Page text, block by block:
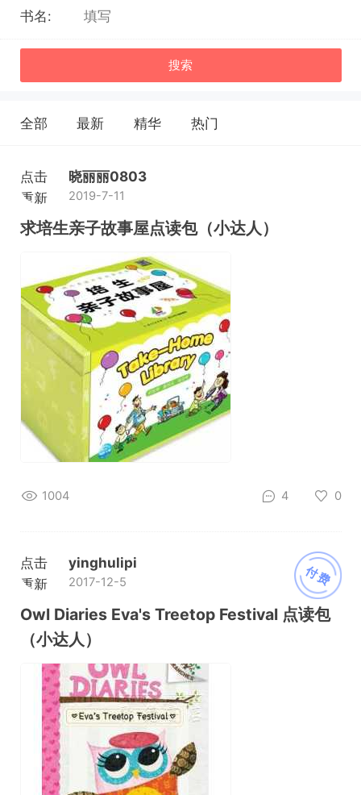
书名:
搜索
全部 最新 精华 热门
点击
重新
加载
晓丽丽0803
2019-7-11
求培生亲子故事屋点读包（小达人）
1004 4 0
付费
点击
重新
加载
yinghulipi
2017-12-5
Owl Diaries Eva's Treetop Festival 点读包
（小达人）